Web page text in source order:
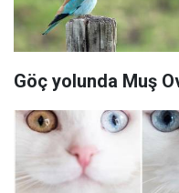
Göç yolunda Muş